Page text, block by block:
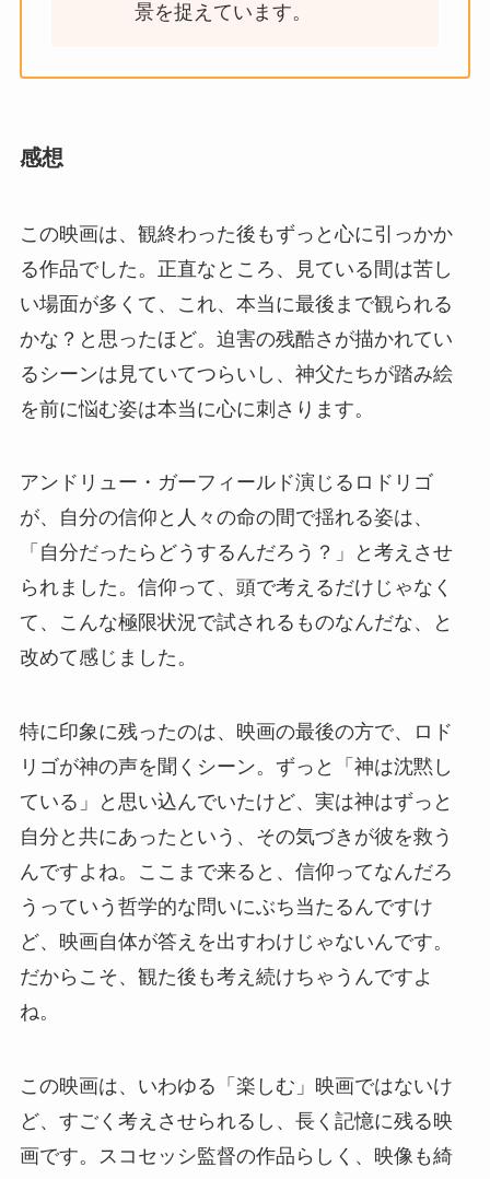
景を捉えています​。
感想
この映画は、観終わった後もずっと心に引っかか
る作品でした。正直なところ、見ている間は苦し
い場面が多くて、これ、本当に最後まで観られる
かな？と思ったほど。迫害の残酷さが描かれてい
るシーンは見ていてつらいし、神父たちが踏み絵
を前に悩む姿は本当に心に刺さります。
アンドリュー・ガーフィールド演じるロドリゴ
が、自分の信仰と人々の命の間で揺れる姿は、
「自分だったらどうするんだろう？」と考えさせ
られました。信仰って、頭で考えるだけじゃなく
て、こんな極限状況で試されるものなんだな、と
改めて感じました。
特に印象に残ったのは、映画の最後の方で、ロド
リゴが神の声を聞くシーン。ずっと「神は沈黙し
ている」と思い込んでいたけど、実は神はずっと
自分と共にあったという、その気づきが彼を救う
んですよね。ここまで来ると、信仰ってなんだろ
うっていう哲学的な問いにぶち当たるんですけ
ど、映画自体が答えを出すわけじゃないんです。
だからこそ、観た後も考え続けちゃうんですよ
ね。
この映画は、いわゆる「楽しむ」映画ではないけ
ど、すごく考えさせられるし、長く記憶に残る映
画です。スコセッシ監督の作品らしく、映像も綺